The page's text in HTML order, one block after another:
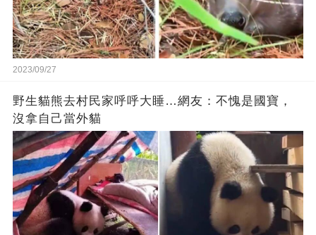
2023/09/27
野生貓熊去村民家呼呼大睡…網友：不愧是國寶，
沒拿自己當外貓